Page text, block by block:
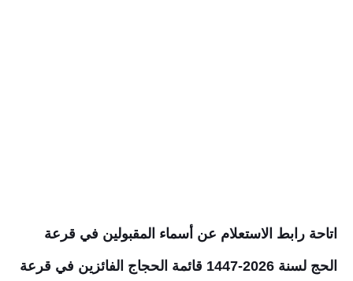
اتاحة رابط الاستعلام عن أسماء المقبولين في قرعة
الحج لسنة 2026-1447 قائمة الحجاج الفائزين في قرعة